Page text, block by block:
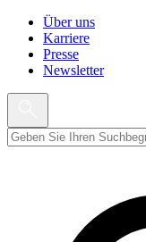
Über uns
Karriere
Presse
Newsletter